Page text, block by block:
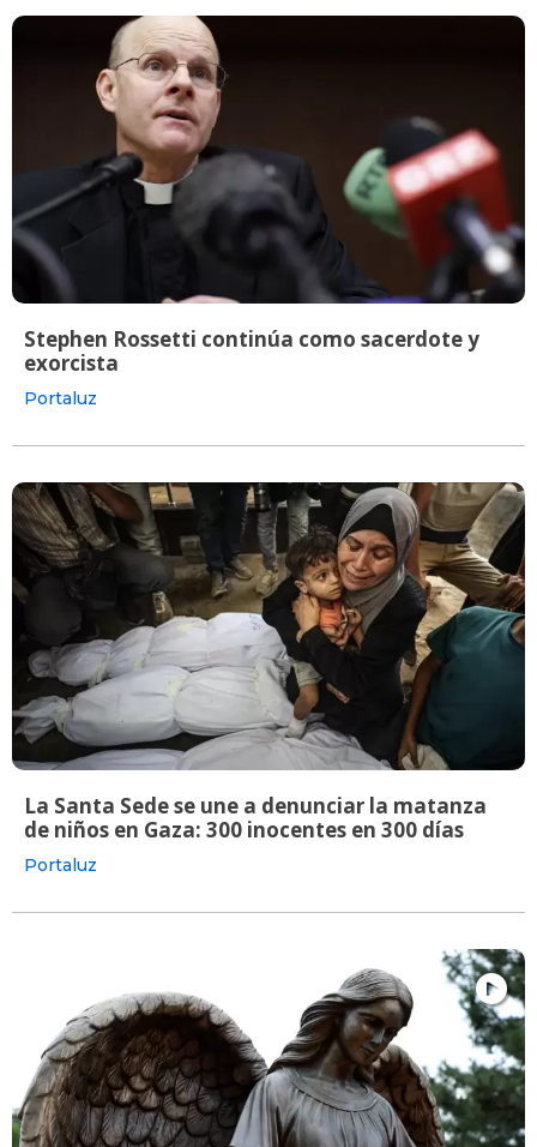
Stephen Rossetti continúa como sacerdote y
exorcista
Portaluz
La Santa Sede se une a denunciar la matanza
de niños en Gaza: 300 inocentes en 300 días
Portaluz